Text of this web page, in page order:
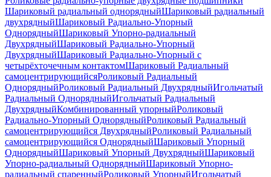
Шариковый радиальный однорядныйШариковый радиальный
двухрядныйШариковый Радиально-Упорный
ОднорядныйШариковый Упорно-радиальный
ДвухрядныйШариковый Радиально-Упорный
ДвухрядныйШариковый Радиально-Упорный с
четырёхточечным контактомШариковый Радиальный
самоцентрирующийсяРоликовый Радиальный
ОднорядныйРоликовый Радиальный ДвухрядныйИгольчатый
Радиальный ОднорядныйИгольчатый Радиальный
ДвухрядныйКомбинированный упорныйРоликовый
Радиально-Упорный ОднорядныйРоликовый Радиальный
самоцентрирующийся ДвухрядныйРоликовый Радиальный
самоцентрирующийся ОднорядныйШариковый Упорный
ОднорядныйШариковый Упорный ДвухрядныйШариковый
Упорно-радиальный ОднорядныйШариковый Упорно-
радиальный спаренныйРоликовый УпорныйИгольчатый